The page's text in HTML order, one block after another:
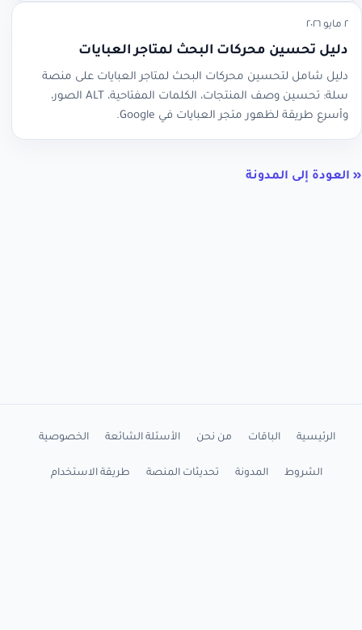
٢ مايو ٢٠٢٦
دليل تحسين محركات البحث لمتاجر العبايات
دليل شامل لتحسين محركات البحث لمتاجر العبايات على منصة
سلة: تحسين وصف المنتجات، الكلمات المفتاحية، ALT الصور،
وأسرع طريقة لظهور متجر العبايات في Google.
« العودة إلى المدونة
الرئيسية الباقات من نحن الأسئلة الشائعة الخصوصية
الشروط المدونة تحديثات المنصة طريقة الاستخدام